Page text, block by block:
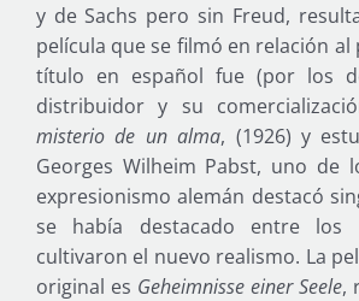
y de Sachs pero sin Freud,
película que se filmó en relación al
título en español fue (por los
distribuidor y su
misterio de un alma, (1926) y
Georges Wilheim Pabst, uno de
expresionismo alemán destacó
se había destacado entre los
cultivaron el nuevo realismo. La
original es Geheimnisse einer Seele,